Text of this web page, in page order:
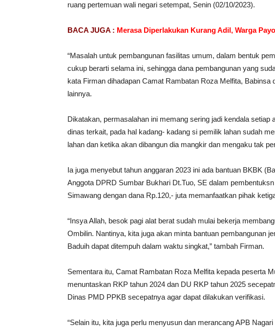
ruang pertemuan wali negari setempat, Senin (02/10/2023).
BACA JUGA : Merasa Diperlakukan Kurang Adil, Warga
“Masalah untuk pembangunan fasilitas umum, dalam bentuk
cukup berarti selama ini, sehingga dana pembangunan yang
kata Firman dihadapan Camat Rambatan Roza Melfita, Babinsa
lainnya.
Dikatakan, permasalahan ini memang sering jadi kendala setiap
dinas terkait, pada hal kadang- kadang si pemilik lahan sudah
lahan dan ketika akan dibangun dia mangkir dan mengaku tak
Ia juga menyebut tahun anggaran 2023 ini ada bantuan BKBK
Anggota DPRD Sumbar Bukhari Dt.Tuo, SE dalam
Simawang dengan dana Rp.120,- juta memanfaatkan pihak
“Insya Allah, besok pagi alat berat sudah mulai bekerja
Ombilin. Nantinya, kita juga akan minta bantuan pembangunan
Baduih dapat ditempuh dalam waktu singkat,” tambah Firman.
Sementara itu, Camat Rambatan Roza Melfita kepada peserta
menuntaskan RKP tahun 2024 dan DU RKP tahun 2025
Dinas PMD PPKB secepatnya agar dapat dilakukan verifikasi.
“Selain itu, kita juga perlu menyusun dan merancang APB